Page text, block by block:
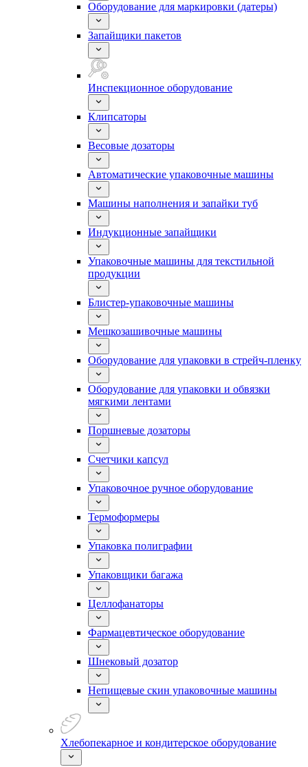
Оборудование для маркировки (датеры)
Запайщики пакетов
Инспекционное оборудование
Клипсаторы
Весовые дозаторы
Автоматические упаковочные машины
Машины наполнения и запайки туб
Индукционные запайщики
Упаковочные машины для текстильной
продукции
Блистер-упаковочные машины
Мешкозашивочные машины
Оборудование для упаковки в стрейч-пленку
Оборудование для упаковки и обвязки
мягкими лентами
Поршневые дозаторы
Счетчики капсул
Упаковочное ручное оборудование
Термоформеры
Упаковка полиграфии
Упаковщики багажа
Целлофанаторы
Фармацевтическое оборудование
Шнековый дозатор
Непищевые скин упаковочные машины
Хлебопекарное и кондитерское оборудование